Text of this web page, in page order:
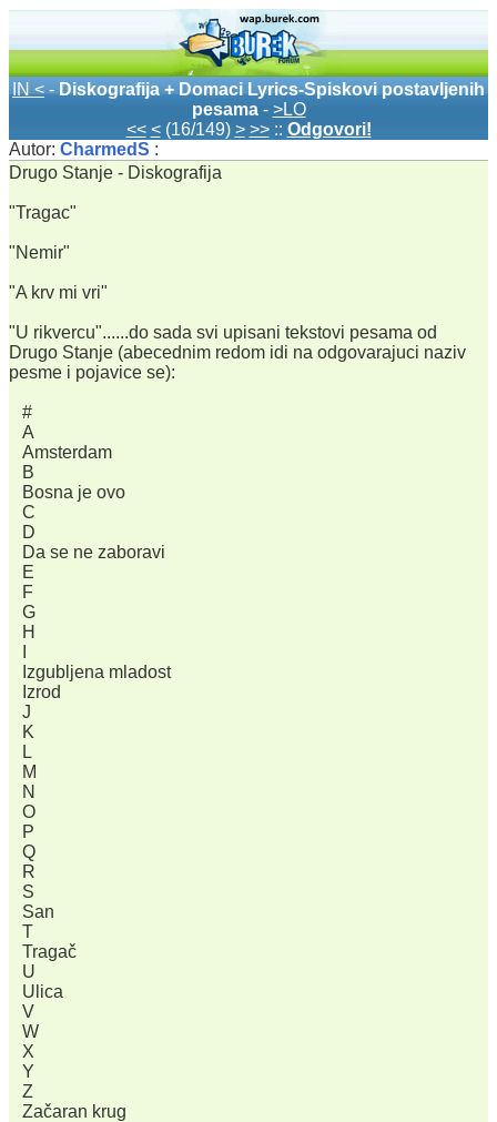
IN < - Diskografija + Domaci Lyrics-Spiskovi postavljenih
pesama- >LO
<< < (16/149) > >> :: Odgovori!
Autor: CharmedS :
Drugo Stanje - Diskografija
"Tragac"
"Nemir"
"A krv mi vri"
"U rikvercu"......do sada svi upisani tekstovi pesama od
Drugo Stanje (abecednim redom idi na odgovarajuci naziv
pesme i pojavice se):
#
A
Amsterdam
B
Bosna je ovo
C
D
Da se ne zaboravi
E
F
G
H
Izgubljena mladost
Izrod
J
K
L
M
N
O
P
Q
R
S
San
T
Tragač
U
Ulica
V
W
X
Y
Z
Začaran krug